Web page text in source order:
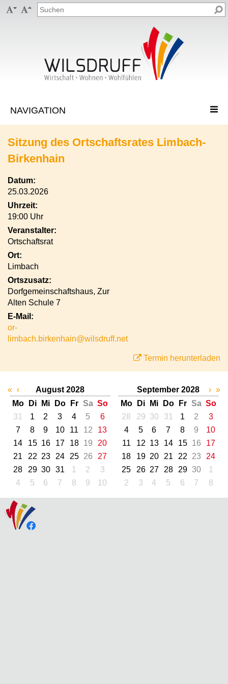
 
Sitzung des Ortschaftsrates Limbach-
Birkenhain
Datum:
25.03.2026
Uhrzeit:
19:00 Uhr
Veranstalter:
Ortschaftsrat
Ort:
Limbach
Ortszusatz:
Dorfgemeinschaftshaus, Zur
Alten Schule 7
E-Mail:
or-
limbach.birkenhain@wilsdruff.net
Termin herunterladen
« ‹
August 2028
Mo
Di Mi Do Fr Sa So
31
1 2 3 4 5
6
7
8 9 10 11 12
13
14
15 16 17 18 19
20
21
22 23 24 25 26
27
28
29 30 31 1 2
3
4
5 6 7 8 9 10
September 2028
Mo
Di Mi Do Fr Sa So
28
29 30 31 1 2
3
4
5 6 7 8 9
10
11
12 13 14 15 16
17
18
19 20 21 22 23
24
25
26 27 28 29 30
1
2
3 4 5 6 7 8
› »